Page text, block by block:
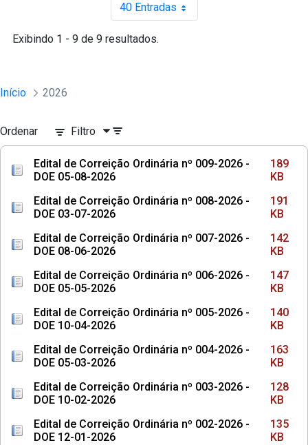
40 EntradasPor página
Exibindo 1 - 9 de 9 resultados.
Início 2026
Ordenar Filtro
Edital de Correição Ordinária nº 009-2026 -
DOE 05-08-2026
189
KB
Edital de Correição Ordinária nº 008-2026 -
DOE 03-07-2026
191
KB
Edital de Correição Ordinária nº 007-2026 -
DOE 08-06-2026
142
KB
Edital de Correição Ordinária nº 006-2026 -
DOE 05-05-2026
147
KB
Edital de Correição Ordinária nº 005-2026 -
DOE 10-04-2026
140
KB
Edital de Correição Ordinária nº 004-2026 -
DOE 05-03-2026
163
KB
Edital de Correição Ordinária nº 003-2026 -
DOE 10-02-2026
128
KB
Edital de Correição Ordinária nº 002-2026 -
DOE 12-01-2026
135
KB